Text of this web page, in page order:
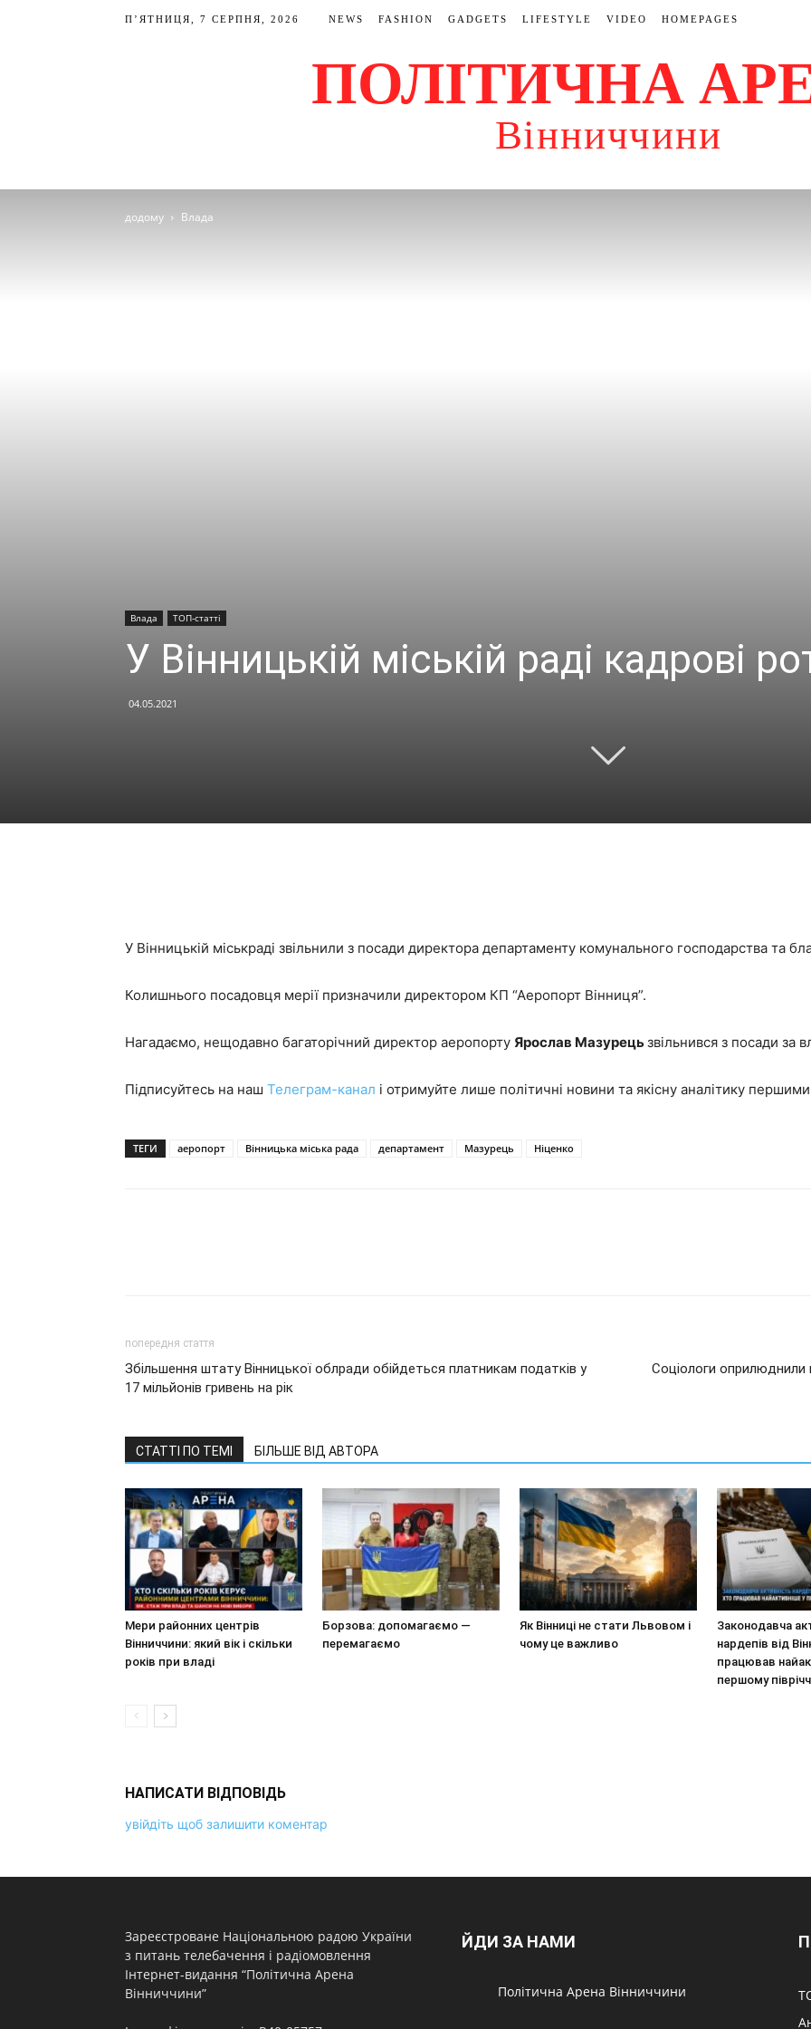
П’ЯТНИЦЯ, 7 СЕРПНЯ, 2026 NEWS FASHION GADGETS LIFESTYLE VIDEO HOMEPAGES
ПОЛІТИЧНА
Вінниччини
додому Влада
Влада ТОП-статті
У Вінницькій міській раді кадрові
04.05.2021
У Вінницькій міськраді звільнили з посади директора департаменту комунального господарства та
Колишнього посадовця мерії призначили директором КП “Аеропорт Вінниця”.
Нагадаємо, нещодавно багаторічний директор аеропорту Ярослав Мазурецьзвільнився з посади за
Підписуйтесь на наш Телеграм-канал і отримуйте лише політичні новини та якісну аналітику
ТЕГИ аеропорт Вінницька міська рада департамент Мазурець Ніценко
попередня стаття
Збільшення штату Вінницької облради обійдеться платникам податків у
17 мільйонів гривень на рік
Соціологи оприлюднили
СТАТТІ ПО ТЕМІ БІЛЬШЕ ВІД АВТОРА
Мери районних центрів
Вінниччини: який вік і скільки
років при владі
Борзова: допомагаємо —
перемагаємо
Як Вінниці не стати Львовом і
чому це важливо
Законодавча
нардепів від
працював
першому
НАПИСАТИ ВІДПОВІДЬ
увійдіть щоб залишити коментар
Зареєстроване Національною радою України
з питань телебачення і радіомовлення
Інтернет-видання “Політична Арена
Вінниччини”
ЙДИ ЗА НАМИ
Політична Арена Вінниччини